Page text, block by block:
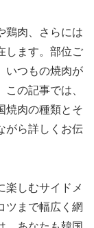
鶏肉、さらには
します。部位ご
いつもの焼肉が
の記事では、
焼肉の種類とそ
がら詳しくお伝
楽しむサイドメ
ツまで幅広く網